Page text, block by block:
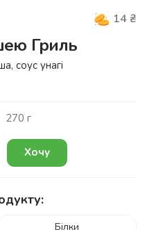
14 ₴
Гриль
соус унагі
270 г
Хочу
Білки